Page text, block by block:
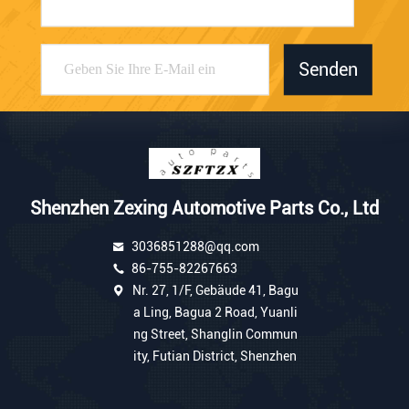
Senden
Shenzhen Zexing Automotive Parts Co., Ltd
3036851288@qq.com
86-755-82267663
Nr. 27, 1/F, Gebäude 41, Bagu
a Ling, Bagua 2 Road, Yuanli
ng Street, Shanglin Commun
ity, Futian District, Shenzhen